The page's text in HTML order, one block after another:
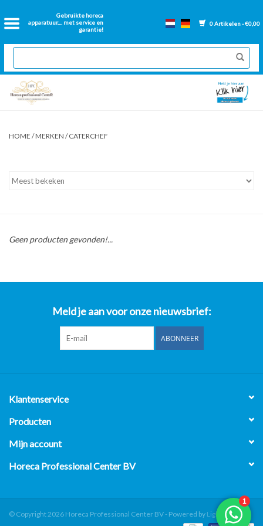
Gebruikte horeca
apparatuur.... met service en
garantie!
0 Artikelen - €0,00
Home
2dehands Horeca
Nieuwe apparatuur
Onderdelen bakwanden
Over ons
HOME /MERKEN /CATERCHEF
Geen producten gevonden!...
Meld je aan voor onze nieuwsbrief:
ABONNEER
Klantenservice
Producten
Mijn account
Horeca Professional Center BV
© Copyright 2026 Horeca Professional Center BV - Powered by Lightspeed